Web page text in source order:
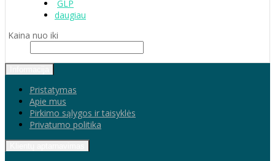
GLP
daugiau
Kaina nuo iki
Pristatymas
Apie mus
Pirkimo sąlygos ir taisyklės
Privatumo politika